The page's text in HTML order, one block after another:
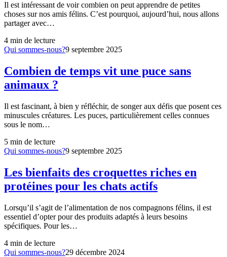
Il est intéressant de voir combien on peut apprendre de petites
choses sur nos amis félins. C’est pourquoi, aujourd’hui, nous allons
partager avec…
4 min de lecture
Qui sommes-nous?9 septembre 2025
Combien de temps vit une puce sans
animaux ?
Il est fascinant, à bien y réfléchir, de songer aux défis que posent ces
minuscules créatures. Les puces, particulièrement celles connues
sous le nom…
5 min de lecture
Qui sommes-nous?9 septembre 2025
Les bienfaits des croquettes riches en
protéines pour les chats actifs
Lorsqu’il s’agit de l’alimentation de nos compagnons félins, il est
essentiel d’opter pour des produits adaptés à leurs besoins
spécifiques. Pour les…
4 min de lecture
Qui sommes-nous?29 décembre 2024